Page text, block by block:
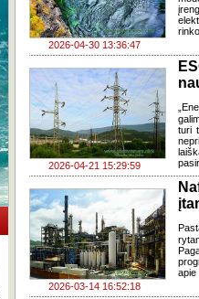
2026-04-30 13:36:47
2026-04-21 15:29:59
turi
2026-03-14 16:52:18
apie